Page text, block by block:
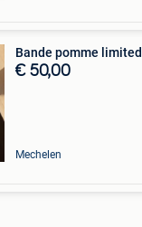
Bande pomme
€ 50,00
Mechelen